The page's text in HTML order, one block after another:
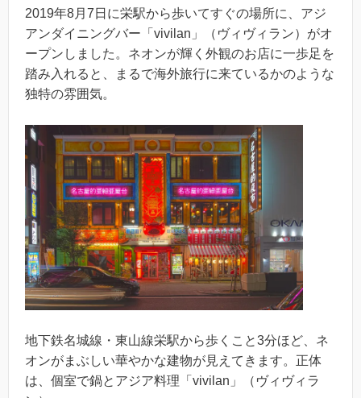
2019年8月7日に栄駅から歩いてすぐの場所に、アジ
アンダイニングバー「vivilan」（ヴィヴィラン）がオ
ープンしました。ネオンが輝く外観のお店に一歩足を
踏み入れると、まるで海外旅行に来ているかのような
独特の雰囲気。
地下鉄名城線・東山線栄駅から歩くこと3分ほど、ネ
オンがまぶしい華やかな建物が見えてきます。正体
は、個室で鍋とアジア料理「vivilan」（ヴィヴィラ